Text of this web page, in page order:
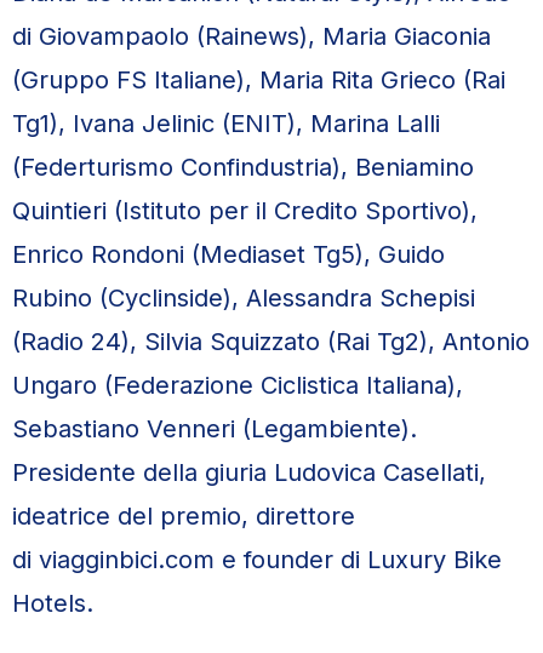
di Giovampaolo (Rainews), Maria Giaconia
(Gruppo FS Italiane), Maria Rita Grieco (Rai
Tg1), Ivana Jelinic (ENIT), Marina Lalli
(Federturismo Confindustria), Beniamino
Quintieri (Istituto per il Credito Sportivo),
Enrico Rondoni (Mediaset Tg5), Guido
Rubino (Cyclinside), Alessandra Schepisi
(Radio 24), Silvia Squizzato (Rai Tg2), Antonio
Ungaro (Federazione Ciclistica Italiana),
Sebastiano Venneri (Legambiente).
Presidente della giuria Ludovica Casellati,
ideatrice del premio, direttore
di viagginbici.com e founder di Luxury Bike
Hotels.